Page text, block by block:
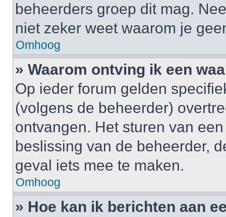
beheerders groep dit mag.
niet zeker weet waarom je
Omhoog
» Waarom ontving ik een
Op ieder forum gelden
(volgens de beheerder)
ontvangen. Het sturen van
beslissing van de beheerder,
geval iets mee te maken.
Omhoog
» Hoe kan ik berichten aan